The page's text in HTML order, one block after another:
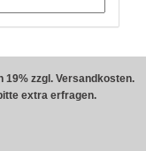
19% zzgl. Versandkosten.
extra erfragen.